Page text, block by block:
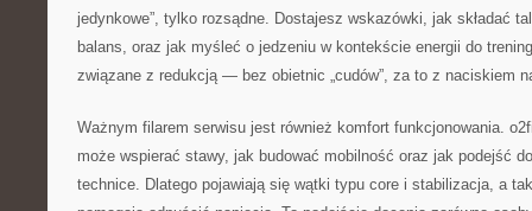
jedynkowe”, tylko rozsądne. Dostajesz wskazówki, jak składać
balans, oraz jak myśleć o jedzeniu w kontekście energii do
związane z redukcją — bez obietnic „cudów”, za to z naciskiem
Ważnym filarem serwisu jest również komfort funkcjonowania.
może wspierać stawy, jak budować mobilność oraz jak podejść
technice. Dlatego pojawiają się wątki typu core i stabilizacja, a